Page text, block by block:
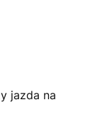
jazda na